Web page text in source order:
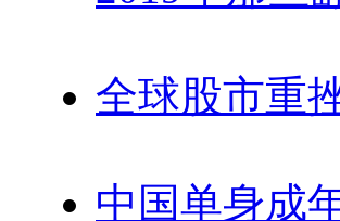
全球股市重
中国单身成